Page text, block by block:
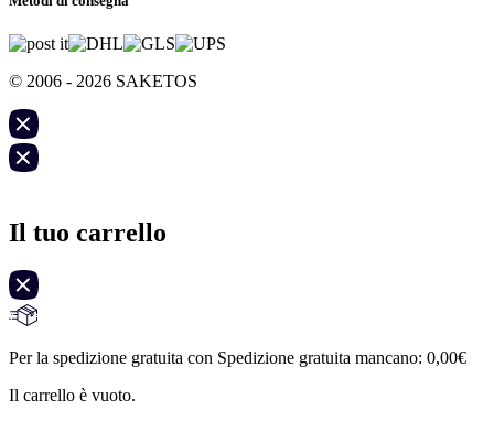
© 2006 - 2026 SAKETOS
Il tuo carrello
Per la spedizione gratuita con Spedizione gratuita mancano: 0,00€
Il carrello è vuoto.